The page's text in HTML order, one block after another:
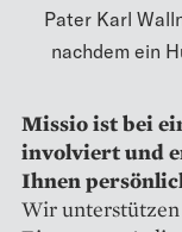
Pater Karl
nachdem ein
Missio ist bei
involviert und
Ihnen
Wir unterstützen